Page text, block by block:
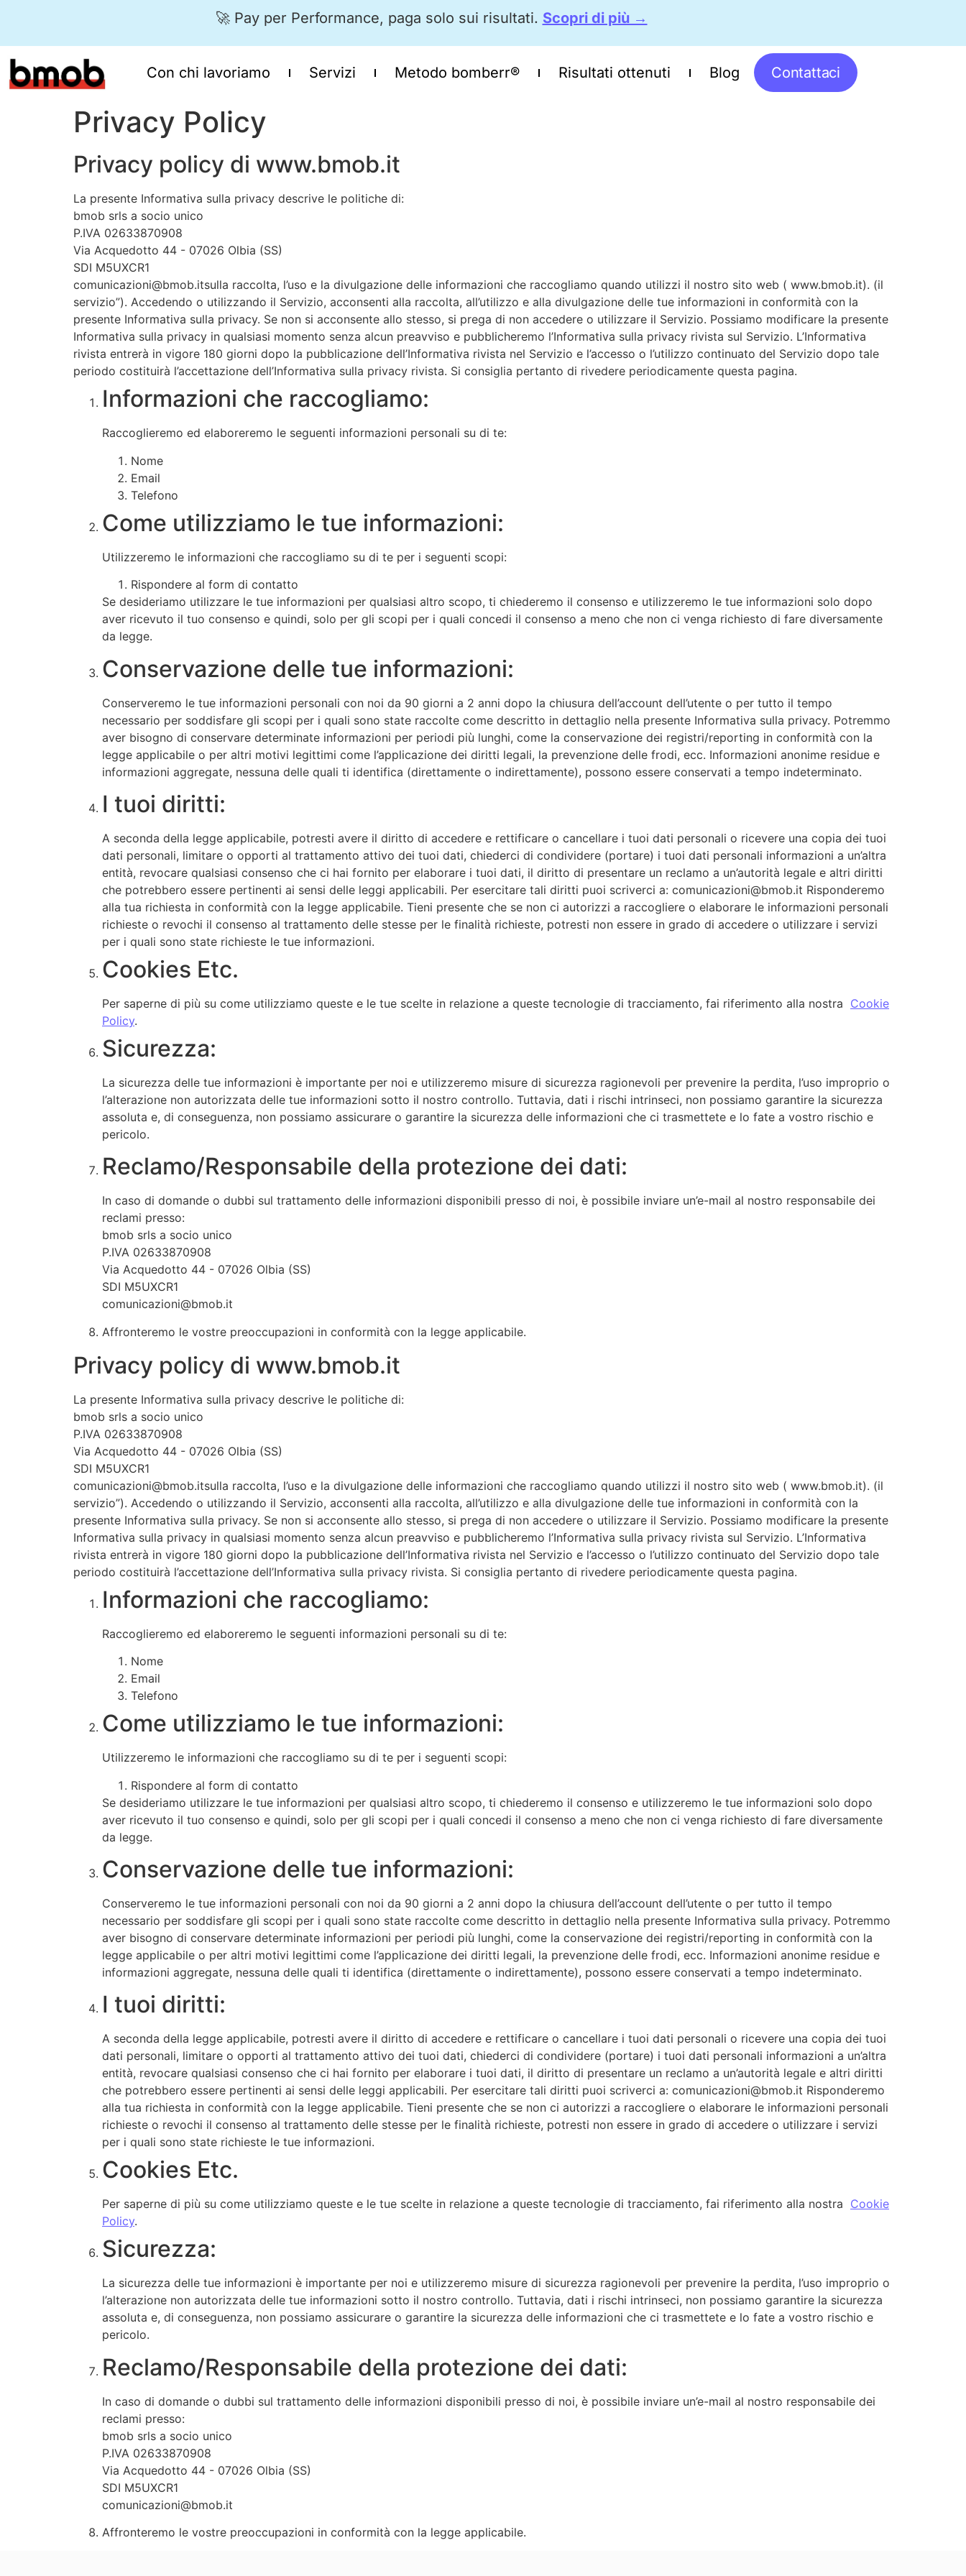
🚀 Pay per Performance, paga solo sui risultati. Scopri di più →
Con chi lavoriamo Servizi Metodo bomberr® Risultati ottenuti Blog Contattaci
Privacy Policy
Privacy policy di www.bmob.it
La presente Informativa sulla privacy descrive le politiche di:
bmob srls a socio unico
P.IVA 02633870908
Via Acquedotto 44 - 07026 Olbia (SS)
SDI M5UXCR1
comunicazioni@bmob.itsulla raccolta, l’uso e la divulgazione delle informazioni che raccogliamo quando utilizzi il nostro sito web ( www.bmob.it). (il
servizio”). Accedendo o utilizzando il Servizio, acconsenti alla raccolta, all’utilizzo e alla divulgazione delle tue informazioni in conformità con la
presente Informativa sulla privacy. Se non si acconsente allo stesso, si prega di non accedere o utilizzare il Servizio. Possiamo modificare la presente
Informativa sulla privacy in qualsiasi momento senza alcun preavviso e pubblicheremo l’Informativa sulla privacy rivista sul Servizio. L’Informativa
rivista entrerà in vigore 180 giorni dopo la pubblicazione dell’Informativa rivista nel Servizio e l’accesso o l’utilizzo continuato del Servizio dopo tale
periodo costituirà l’accettazione dell’Informativa sulla privacy rivista. Si consiglia pertanto di rivedere periodicamente questa pagina.
Informazioni che raccogliamo:
Raccoglieremo ed elaboreremo le seguenti informazioni personali su di te:
Nome
Email
Telefono
Come utilizziamo le tue informazioni:
Utilizzeremo le informazioni che raccogliamo su di te per i seguenti scopi:
Rispondere al form di contatto
Se desideriamo utilizzare le tue informazioni per qualsiasi altro scopo, ti chiederemo il consenso e utilizzeremo le tue informazioni solo dopo
aver ricevuto il tuo consenso e quindi, solo per gli scopi per i quali concedi il consenso a meno che non ci venga richiesto di fare diversamente
da legge.
Conservazione delle tue informazioni:
Conserveremo le tue informazioni personali con noi da 90 giorni a 2 anni dopo la chiusura dell’account dell’utente o per tutto il tempo
necessario per soddisfare gli scopi per i quali sono state raccolte come descritto in dettaglio nella presente Informativa sulla privacy. Potremmo
aver bisogno di conservare determinate informazioni per periodi più lunghi, come la conservazione dei registri/reporting in conformità con la
legge applicabile o per altri motivi legittimi come l’applicazione dei diritti legali, la prevenzione delle frodi, ecc. Informazioni anonime residue e
informazioni aggregate, nessuna delle quali ti identifica (direttamente o indirettamente), possono essere conservati a tempo indeterminato.
I tuoi diritti:
A seconda della legge applicabile, potresti avere il diritto di accedere e rettificare o cancellare i tuoi dati personali o ricevere una copia dei tuoi
dati personali, limitare o opporti al trattamento attivo dei tuoi dati, chiederci di condividere (portare) i tuoi dati personali informazioni a un’altra
entità, revocare qualsiasi consenso che ci hai fornito per elaborare i tuoi dati, il diritto di presentare un reclamo a un’autorità legale e altri diritti
che potrebbero essere pertinenti ai sensi delle leggi applicabili. Per esercitare tali diritti puoi scriverci a: comunicazioni@bmob.it Risponderemo
alla tua richiesta in conformità con la legge applicabile. Tieni presente che se non ci autorizzi a raccogliere o elaborare le informazioni personali
richieste o revochi il consenso al trattamento delle stesse per le finalità richieste, potresti non essere in grado di accedere o utilizzare i servizi
per i quali sono state richieste le tue informazioni.
Cookies Etc.
Per saperne di più su come utilizziamo queste e le tue scelte in relazione a queste tecnologie di tracciamento, fai riferimento alla nostra Cookie
Policy.
Sicurezza:
La sicurezza delle tue informazioni è importante per noi e utilizzeremo misure di sicurezza ragionevoli per prevenire la perdita, l’uso improprio o
l’alterazione non autorizzata delle tue informazioni sotto il nostro controllo. Tuttavia, dati i rischi intrinseci, non possiamo garantire la sicurezza
assoluta e, di conseguenza, non possiamo assicurare o garantire la sicurezza delle informazioni che ci trasmettete e lo fate a vostro rischio e
pericolo.
Reclamo/Responsabile della protezione dei dati:
In caso di domande o dubbi sul trattamento delle informazioni disponibili presso di noi, è possibile inviare un’e-mail al nostro responsabile dei
reclami presso:
bmob srls a socio unico
P.IVA 02633870908
Via Acquedotto 44 - 07026 Olbia (SS)
SDI M5UXCR1
comunicazioni@bmob.it
Affronteremo le vostre preoccupazioni in conformità con la legge applicabile.
Privacy policy di www.bmob.it
La presente Informativa sulla privacy descrive le politiche di:
bmob srls a socio unico
P.IVA 02633870908
Via Acquedotto 44 - 07026 Olbia (SS)
SDI M5UXCR1
comunicazioni@bmob.itsulla raccolta, l’uso e la divulgazione delle informazioni che raccogliamo quando utilizzi il nostro sito web ( www.bmob.it). (il
servizio”). Accedendo o utilizzando il Servizio, acconsenti alla raccolta, all’utilizzo e alla divulgazione delle tue informazioni in conformità con la
presente Informativa sulla privacy. Se non si acconsente allo stesso, si prega di non accedere o utilizzare il Servizio. Possiamo modificare la presente
Informativa sulla privacy in qualsiasi momento senza alcun preavviso e pubblicheremo l’Informativa sulla privacy rivista sul Servizio. L’Informativa
rivista entrerà in vigore 180 giorni dopo la pubblicazione dell’Informativa rivista nel Servizio e l’accesso o l’utilizzo continuato del Servizio dopo tale
periodo costituirà l’accettazione dell’Informativa sulla privacy rivista. Si consiglia pertanto di rivedere periodicamente questa pagina.
Informazioni che raccogliamo:
Raccoglieremo ed elaboreremo le seguenti informazioni personali su di te:
Nome
Email
Telefono
Come utilizziamo le tue informazioni:
Utilizzeremo le informazioni che raccogliamo su di te per i seguenti scopi:
Rispondere al form di contatto
Se desideriamo utilizzare le tue informazioni per qualsiasi altro scopo, ti chiederemo il consenso e utilizzeremo le tue informazioni solo dopo
aver ricevuto il tuo consenso e quindi, solo per gli scopi per i quali concedi il consenso a meno che non ci venga richiesto di fare diversamente
da legge.
Conservazione delle tue informazioni:
Conserveremo le tue informazioni personali con noi da 90 giorni a 2 anni dopo la chiusura dell’account dell’utente o per tutto il tempo
necessario per soddisfare gli scopi per i quali sono state raccolte come descritto in dettaglio nella presente Informativa sulla privacy. Potremmo
aver bisogno di conservare determinate informazioni per periodi più lunghi, come la conservazione dei registri/reporting in conformità con la
legge applicabile o per altri motivi legittimi come l’applicazione dei diritti legali, la prevenzione delle frodi, ecc. Informazioni anonime residue e
informazioni aggregate, nessuna delle quali ti identifica (direttamente o indirettamente), possono essere conservati a tempo indeterminato.
I tuoi diritti:
A seconda della legge applicabile, potresti avere il diritto di accedere e rettificare o cancellare i tuoi dati personali o ricevere una copia dei tuoi
dati personali, limitare o opporti al trattamento attivo dei tuoi dati, chiederci di condividere (portare) i tuoi dati personali informazioni a un’altra
entità, revocare qualsiasi consenso che ci hai fornito per elaborare i tuoi dati, il diritto di presentare un reclamo a un’autorità legale e altri diritti
che potrebbero essere pertinenti ai sensi delle leggi applicabili. Per esercitare tali diritti puoi scriverci a: comunicazioni@bmob.it Risponderemo
alla tua richiesta in conformità con la legge applicabile. Tieni presente che se non ci autorizzi a raccogliere o elaborare le informazioni personali
richieste o revochi il consenso al trattamento delle stesse per le finalità richieste, potresti non essere in grado di accedere o utilizzare i servizi
per i quali sono state richieste le tue informazioni.
Cookies Etc.
Per saperne di più su come utilizziamo queste e le tue scelte in relazione a queste tecnologie di tracciamento, fai riferimento alla nostra Cookie
Policy.
Sicurezza:
La sicurezza delle tue informazioni è importante per noi e utilizzeremo misure di sicurezza ragionevoli per prevenire la perdita, l’uso improprio o
l’alterazione non autorizzata delle tue informazioni sotto il nostro controllo. Tuttavia, dati i rischi intrinseci, non possiamo garantire la sicurezza
assoluta e, di conseguenza, non possiamo assicurare o garantire la sicurezza delle informazioni che ci trasmettete e lo fate a vostro rischio e
pericolo.
Reclamo/Responsabile della protezione dei dati:
In caso di domande o dubbi sul trattamento delle informazioni disponibili presso di noi, è possibile inviare un’e-mail al nostro responsabile dei
reclami presso:
bmob srls a socio unico
P.IVA 02633870908
Via Acquedotto 44 - 07026 Olbia (SS)
SDI M5UXCR1
comunicazioni@bmob.it
Affronteremo le vostre preoccupazioni in conformità con la legge applicabile.